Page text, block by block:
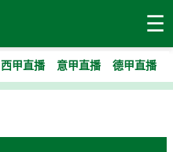
☰
西甲直播 意甲直播 德甲直播